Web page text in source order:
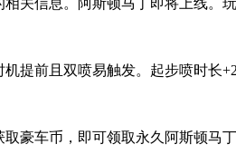
信息。阿斯顿马丁即将上线。玩
前且双喷易触发。起步喷时长
豪车币，即可领取永久阿斯顿马